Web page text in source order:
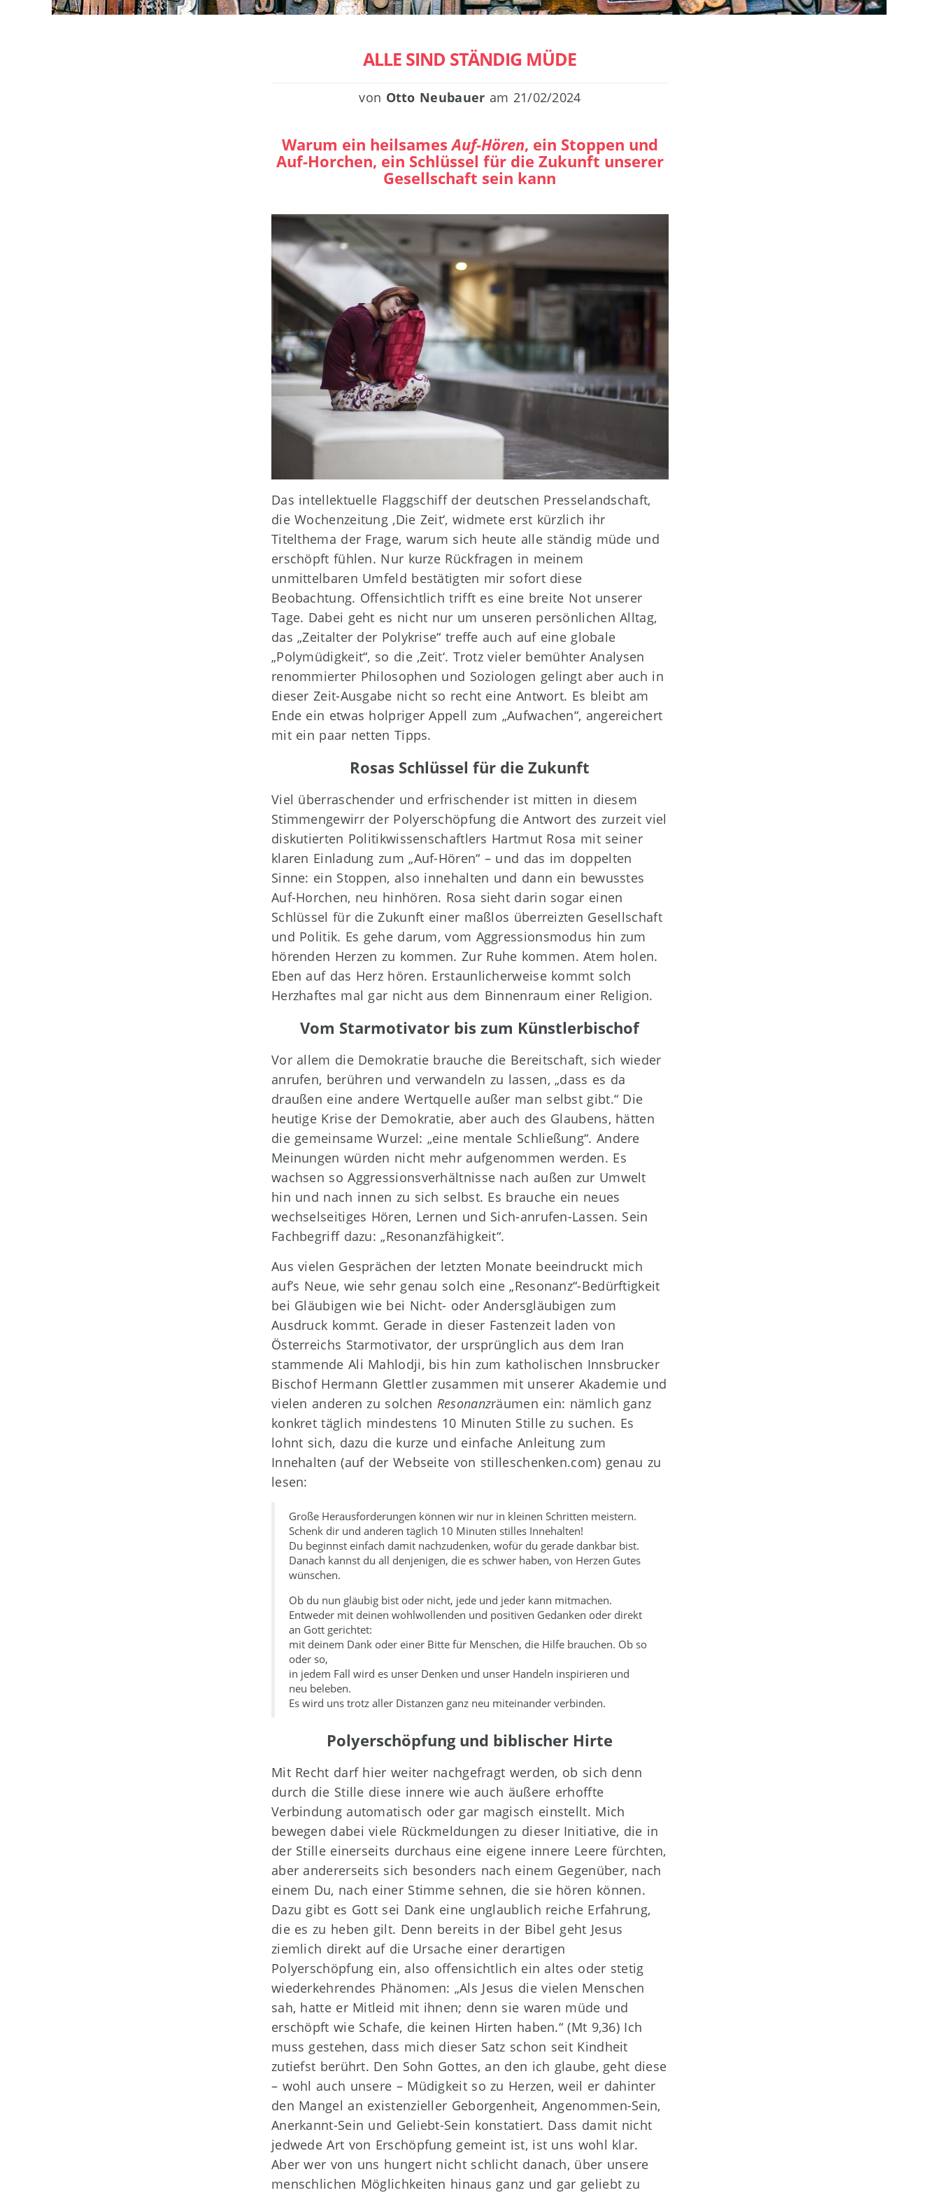
ALLE SIND STÄNDIG MÜDE
von Otto Neubauer am 21/02/2024
Warum ein heilsamesAuf-Hören, ein Stoppen und
Auf-Horchen, ein Schlüssel für die Zukunft unserer
Gesellschaft sein kann
Das intellektuelle Flaggschiff der deutschen Presselandschaft,
die Wochenzeitung ‚Die Zeit‘, widmete erst kürzlich ihr
Titelthema der Frage, warum sich heute alle ständig müde und
erschöpft fühlen. Nur kurze Rückfragen in meinem
unmittelbaren Umfeld bestätigten mir sofort diese
Beobachtung. Offensichtlich trifft es eine breite Not unserer
Tage. Dabei geht es nicht nur um unseren persönlichen Alltag,
das „Zeitalter der Polykrise“ treffe auch auf eine globale
„Polymüdigkeit“, so die ‚Zeit‘. Trotz vieler bemühter Analysen
renommierter Philosophen und Soziologen gelingt aber auch in
dieser Zeit-Ausgabe nicht so recht eine Antwort. Es bleibt am
Ende ein etwas holpriger Appell zum „Aufwachen“, angereichert
mit ein paar netten Tipps.
Rosas Schlüssel für die Zukunft
Viel überraschender und erfrischender ist mitten in diesem
Stimmengewirr der Polyerschöpfung die Antwort des zurzeit viel
diskutierten Politikwissenschaftlers Hartmut Rosa mit seiner
klaren Einladung zum „Auf-Hören“ – und das im doppelten
Sinne: ein Stoppen, also innehalten und dann ein bewusstes
Auf-Horchen, neu hinhören. Rosa sieht darin sogar einen
Schlüssel für die Zukunft einer maßlos überreizten Gesellschaft
und Politik. Es gehe darum, vom Aggressionsmodus hin zum
hörenden Herzen zu kommen. Zur Ruhe kommen. Atem holen.
Eben auf das Herz hören. Erstaunlicherweise kommt solch
Herzhaftes mal gar nicht aus dem Binnenraum einer Religion.
Vom Starmotivator bis zum Künstlerbischof
Vor allem die Demokratie brauche die Bereitschaft, sich wieder
anrufen, berühren und verwandeln zu lassen, „dass es da
draußen eine andere Wertquelle außer man selbst gibt.“ Die
heutige Krise der Demokratie, aber auch des Glaubens, hätten
die gemeinsame Wurzel: „eine mentale Schließung“. Andere
Meinungen würden nicht mehr aufgenommen werden. Es
wachsen so Aggressionsverhältnisse nach außen zur Umwelt
hin und nach innen zu sich selbst. Es brauche ein neues
wechselseitiges Hören, Lernen und Sich-anrufen-Lassen. Sein
Fachbegriff dazu: „Resonanzfähigkeit“.
Aus vielen Gesprächen der letzten Monate beeindruckt mich
auf’s Neue, wie sehr genau solch eine „Resonanz“-Bedürftigkeit
bei Gläubigen wie bei Nicht- oder Andersgläubigen zum
Ausdruck kommt. Gerade in dieser Fastenzeit laden von
Österreichs Starmotivator, der ursprünglich aus dem Iran
stammende Ali Mahlodji, bis hin zum katholischen Innsbrucker
Bischof Hermann Glettler zusammen mit unserer Akademie und
vielen anderen zu solchen Resonanzräumen ein: nämlich ganz
konkret täglich mindestens 10 Minuten Stille zu suchen. Es
lohnt sich, dazu die kurze und einfache Anleitung zum
Innehalten (auf der Webseite von stilleschenken.com) genau zu
lesen:
Große Herausforderungen können wir nur in kleinen Schritten meistern.
Schenk dir und anderen täglich 10 Minuten stilles Innehalten!
Du beginnst einfach damit nachzudenken, wofür du gerade dankbar bist.
Danach kannst du all denjenigen, die es schwer haben, von Herzen Gutes
wünschen.
Ob du nun gläubig bist oder nicht, jede und jeder kann mitmachen.
Entweder mit deinen wohlwollenden und positiven Gedanken oder direkt
an Gott gerichtet:
mit deinem Dank oder einer Bitte für Menschen, die Hilfe brauchen. Ob so
oder so,
in jedem Fall wird es unser Denken und unser Handeln inspirieren und
neu beleben.
Es wird uns trotz aller Distanzen ganz neu miteinander verbinden.
Polyerschöpfung und biblischer Hirte
Mit Recht darf hier weiter nachgefragt werden, ob sich denn
durch die Stille diese innere wie auch äußere erhoffte
Verbindung automatisch oder gar magisch einstellt. Mich
bewegen dabei viele Rückmeldungen zu dieser Initiative, die in
der Stille einerseits durchaus eine eigene innere Leere fürchten,
aber andererseits sich besonders nach einem Gegenüber, nach
einem Du, nach einer Stimme sehnen, die sie hören können.
Dazu gibt es Gott sei Dank eine unglaublich reiche Erfahrung,
die es zu heben gilt. Denn bereits in der Bibel geht Jesus
ziemlich direkt auf die Ursache einer derartigen
Polyerschöpfung ein, also offensichtlich ein altes oder stetig
wiederkehrendes Phänomen: „Als Jesus die vielen Menschen
sah, hatte er Mitleid mit ihnen; denn sie waren müde und
erschöpft wie Schafe, die keinen Hirten haben.“ (Mt 9,36) Ich
muss gestehen, dass mich dieser Satz schon seit Kindheit
zutiefst berührt. Den Sohn Gottes, an den ich glaube, geht diese
– wohl auch unsere – Müdigkeit so zu Herzen, weil er dahinter
den Mangel an existenzieller Geborgenheit, Angenommen-Sein,
Anerkannt-Sein und Geliebt-Sein konstatiert. Dass damit nicht
jedwede Art von Erschöpfung gemeint ist, ist uns wohl klar.
Aber wer von uns hungert nicht schlicht danach, über unsere
menschlichen Möglichkeiten hinaus ganz und gar geliebt zu